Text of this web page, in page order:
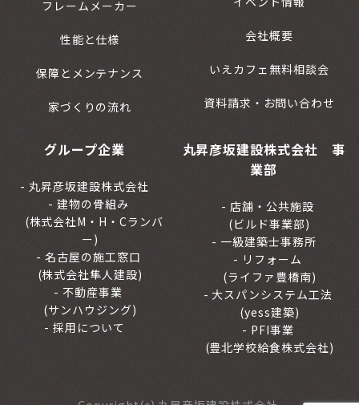
フレームメーカー
性能と仕様
保障とメンテナンス
家づくりの流れ
会社概要
いえカフェ無料相談会
資料請求・お問い合わせ
グループ企業
丸昇彦坂建設株式会社
建物の骨組み
(株式会社M・H・Cランバ
ー)
名古屋の施工窓口
(株式会社隼人建設)
不動産事業
(サンハウジング)
採用について
丸昇彦坂建設株式会社 事
業部
店舗・公共施設
(ビルド事業部)
一級建築士事務所
リフォーム
(ライファ豊橋南)
大スパンシステム工法
(yess建築)
PFI事業
(豊北学校給食株式会社)